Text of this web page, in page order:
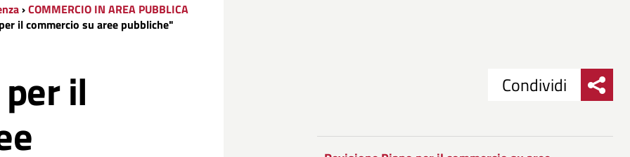
›COMMERCIO IN AREA PUBBLICA
il commercio su aree pubbliche"
il Condividi